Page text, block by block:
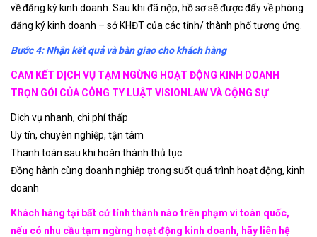
về đăng ký kinh doanh. Sau khi đã nộp, hồ sơ sẽ được đẩy về phòng
đăng ký kinh doanh – sở KHĐT của các tỉnh/ thành phố tương ứng.
Bước 4: Nhận kết quả và bàn giao cho khách hàng
CAM KẾT DỊCH VỤ TẠM NGỪNG HOẠT ĐỘNG KINH DOANH
TRỌN GÓI CỦA CÔNG TY LUẬT VISIONLAW VÀ CỘNG SỰ
Dịch vụ nhanh, chi phí thấp
Uy tín, chuyên nghiệp, tận tâm
Thanh toán sau khi hoàn thành thủ tục
Đồng hành cùng doanh nghiệp trong suốt quá trình hoạt động, kinh
doanh
Khách hàng tại bất cứ tỉnh thành nào trên phạm vi toàn quốc,
nếu có nhu cầu tạm ngừng hoạt động kinh doanh, hãy liên hệ